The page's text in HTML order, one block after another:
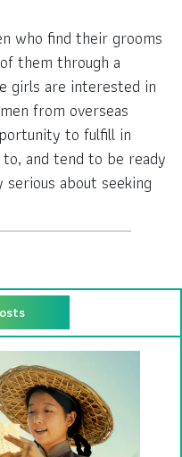
who find their grooms
them through a
girls are interested in
from overseas
to fulfill in
and tend to be ready
about seeking